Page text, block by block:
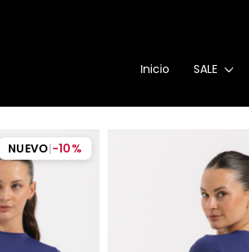
Inicio SALE
NUEVO|-10%